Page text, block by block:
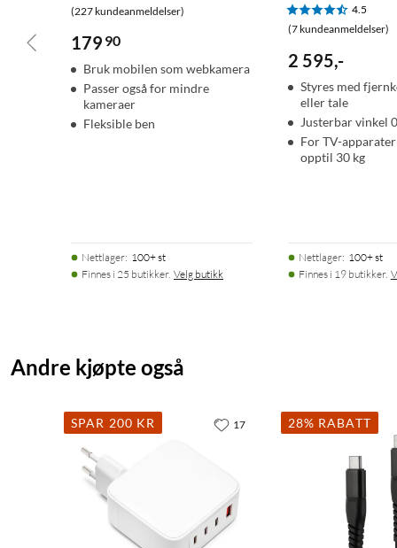
(227 kundeanmeldelser)
179 90
Bruk mobilen som webkamera
Passer også for mindre
kameraer
Fleksible ben
Nettlager: 100+ st
Finnes i 25 butikker. Velg butikk
4.5
(7 kundeanmeldelser)
2 595,-
Styres med
eller tale
Justerbar vinkel
For TV-
opptil 30 kg
Nettlager: 100+ st
Finnes i 19 butikker.
Andre kjøpte også
SPAR 200 KR 17 28% RABATT